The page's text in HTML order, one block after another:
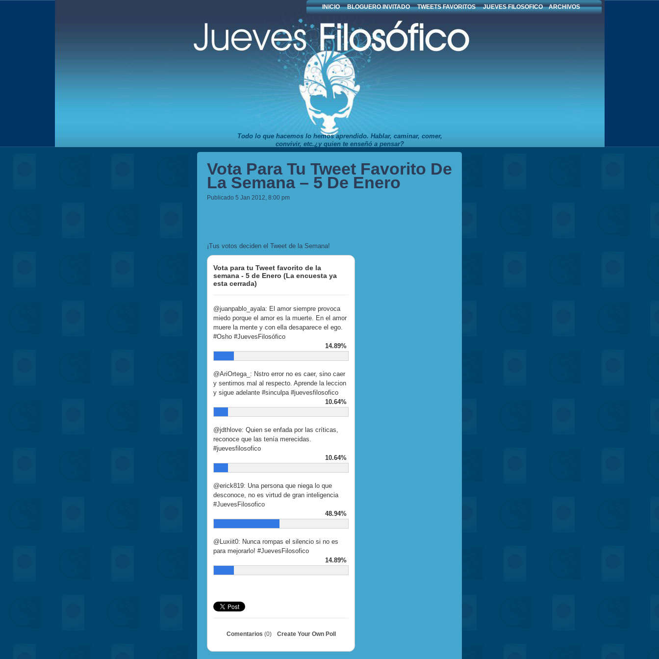
INICIO BLOGUERO INVITADO TWEETS FAVORITOS JUEVES FILOSOFICO ARCHIVOS
Todo lo que hacemos lo hemos aprendido. Hablar, caminar, comer,
convivir, etc.¿y quien te enseñó a pensar?
Vota Para Tu Tweet Favorito De
La Semana – 5 De Enero
Publicado 5 Jan 2012, 8:00 pm
¡Tus votos deciden el Tweet de la Semana!
Vota para tu Tweet favorito de la
semana - 5 de Enero (La encuesta ya
esta cerrada)
@juanpablo_ayala: El amor siempre provoca
miedo porque el amor es la muerte. En el amor
muere la mente y con ella desaparece el ego.
#Osho #JuevesFilosófico
14.89%
@AriOrtega_: Nstro error no es caer, sino caer
y sentirnos mal al respecto. Aprende la leccion
y sigue adelante #sinculpa #juevesfilosofico
10.64%
@jdthlove: Quien se enfada por las críticas,
reconoce que las tenía merecidas.
#juevesfilosofico
10.64%
@erick819: Una persona que niega lo que
desconoce, no es virtud de gran inteligencia
#JuevesFilosofico
48.94%
@Luxiit0: Nunca rompas el silencio si no es
para mejorarlo! #JuevesFilosofico
14.89%
Comentarios (0) Create Your Own Poll